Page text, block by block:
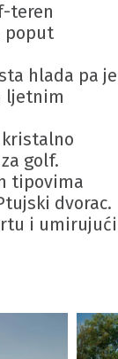
teren
poput
hlada pa je
ljetnim
kristalno
golf.
tipovima
dvorac.
i umirujući